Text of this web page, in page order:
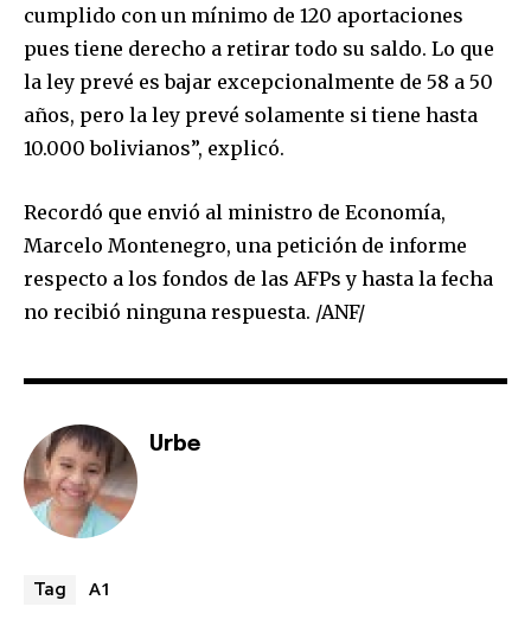
cumplido con un mínimo de 120 aportaciones
pues tiene derecho a retirar todo su saldo. Lo que
la ley prevé es bajar excepcionalmente de 58 a 50
años, pero la ley prevé solamente si tiene hasta
10.000 bolivianos”, explicó.
Recordó que envió al ministro de Economía,
Marcelo Montenegro, una petición de informe
respecto a los fondos de las AFPs y hasta la fecha
no recibió ninguna respuesta. /ANF/
Urbe
Tag A1